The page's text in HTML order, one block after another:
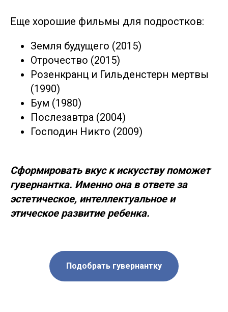
Еще хорошие фильмы для подростков:
Земля будущего (2015)
Отрочество (2015)
Розенкранц и Гильденстерн мертвы
(1990)
Бум (1980)
Послезавтра (2004)
Господин Никто (2009)
Сформировать вкус к искусству поможет
гувернантка. Именно она в ответе за
эстетическое, интеллектуальное и
этическое развитие ребенка.
Подобрать гувернантку
Домработницы, горничные,
помощницы по дому, VIP-
гардеробщицы, экономки
Домработницы, горничные,
помощницы по дому, VIP-
гардеробщицы, экономки
Няни и домашний
персонал за границу
(ОАЭ, Европа, США,
Азия и др.)
Няни и домашний
персонал за границу
(ОАЭ, Европа, США,
Азия и др.)
Личные семейные
водители, водители-
телохранители
Личные семейные
водители, водители-
телохранители
Сиделки для
нездоровых людей
Сиделки для
нездоровых людей
Управляющие в частный
Управляющие в частный
Наш Telegram - канал с вакансиями
для кандидатов
Все права защищены
Согласие на рекламную и информационную рассылку